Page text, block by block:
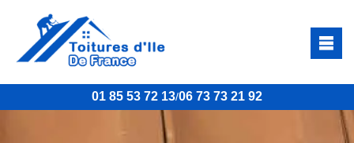
01 85 53 72 13/06 73 73 21 92